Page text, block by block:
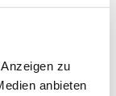
zu
anbieten